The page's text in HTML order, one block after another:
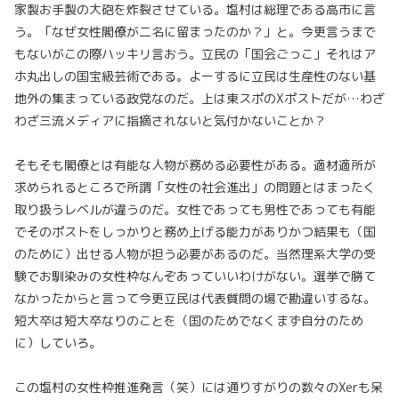
家製お手製の大砲を炸裂させている。塩村は総理である高市に言
う。「なぜ女性閣僚が二名に留まったのか？」と。今更言うまで
もないがこの際ハッキリ言おう。立民の「国会ごっこ」それはア
ホ丸出しの国宝級芸術である。よーするに立民は生産性のない基
地外の集まっている政党なのだ。上は東スポのXポストだが…わざ
わざ三流メディアに指摘されないと気付かないことか？
そもそも閣僚とは有能な人物が務める必要性がある。適材適所が
求められるところで所謂「女性の社会進出」の問題とはまったく
取り扱うレベルが違うのだ。女性であっても男性であっても有能
でそのポストをしっかりと務め上げる能力がありかつ結果も（国
のために）出せる人物が担う必要があるのだ。当然理系大学の受
験でお馴染みの女性枠なんぞあっていいわけがない。選挙で勝て
なかったからと言って今更立民は代表質問の場で勘違いするな。
短大卒は短大卒なりのことを（国のためでなくまず自分のため
に）していろ。
この塩村の女性枠推進発言（笑）には通りすがりの数々のXerも呆